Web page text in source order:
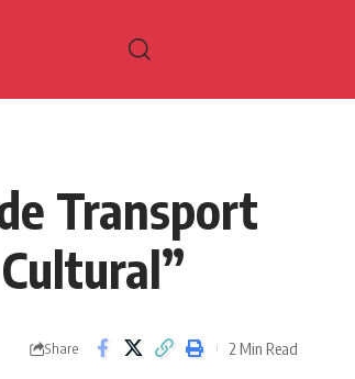
Transport
Share 2 Min Read